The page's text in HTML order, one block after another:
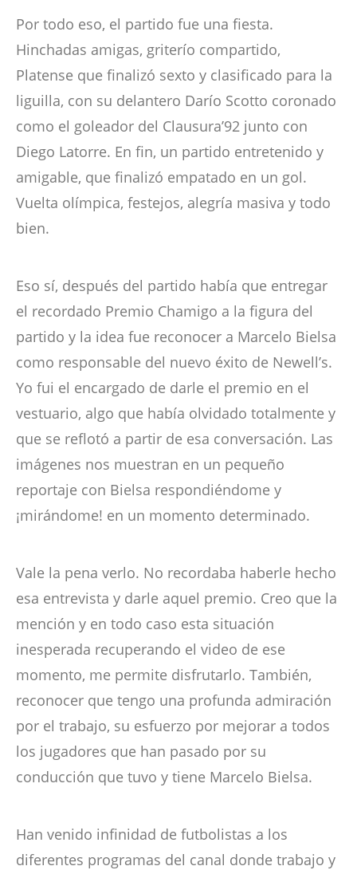
Por todo eso, el partido fue una fiesta.
Hinchadas amigas, griterío compartido,
Platense que finalizó sexto y clasificado para la
liguilla, con su delantero Darío Scotto coronado
como el goleador del Clausura’92 junto con
Diego Latorre. En fin, un partido entretenido y
amigable, que finalizó empatado en un gol.
Vuelta olímpica, festejos, alegría masiva y todo
bien.
Eso sí, después del partido había que entregar
el recordado Premio Chamigo a la figura del
partido y la idea fue reconocer a Marcelo Bielsa
como responsable del nuevo éxito de Newell’s.
Yo fui el encargado de darle el premio en el
vestuario, algo que había olvidado totalmente y
que se reflotó a partir de esa conversación. Las
imágenes nos muestran en un pequeño
reportaje con Bielsa respondiéndome y
¡mirándome! en un momento determinado.
Vale la pena verlo. No recordaba haberle hecho
esa entrevista y darle aquel premio. Creo que la
mención y en todo caso esta situación
inesperada recuperando el video de ese
momento, me permite disfrutarlo. También,
reconocer que tengo una profunda admiración
por el trabajo, su esfuerzo por mejorar a todos
los jugadores que han pasado por su
conducción que tuvo y tiene Marcelo Bielsa.
Han venido infinidad de futbolistas a los
diferentes programas del canal donde trabajo y